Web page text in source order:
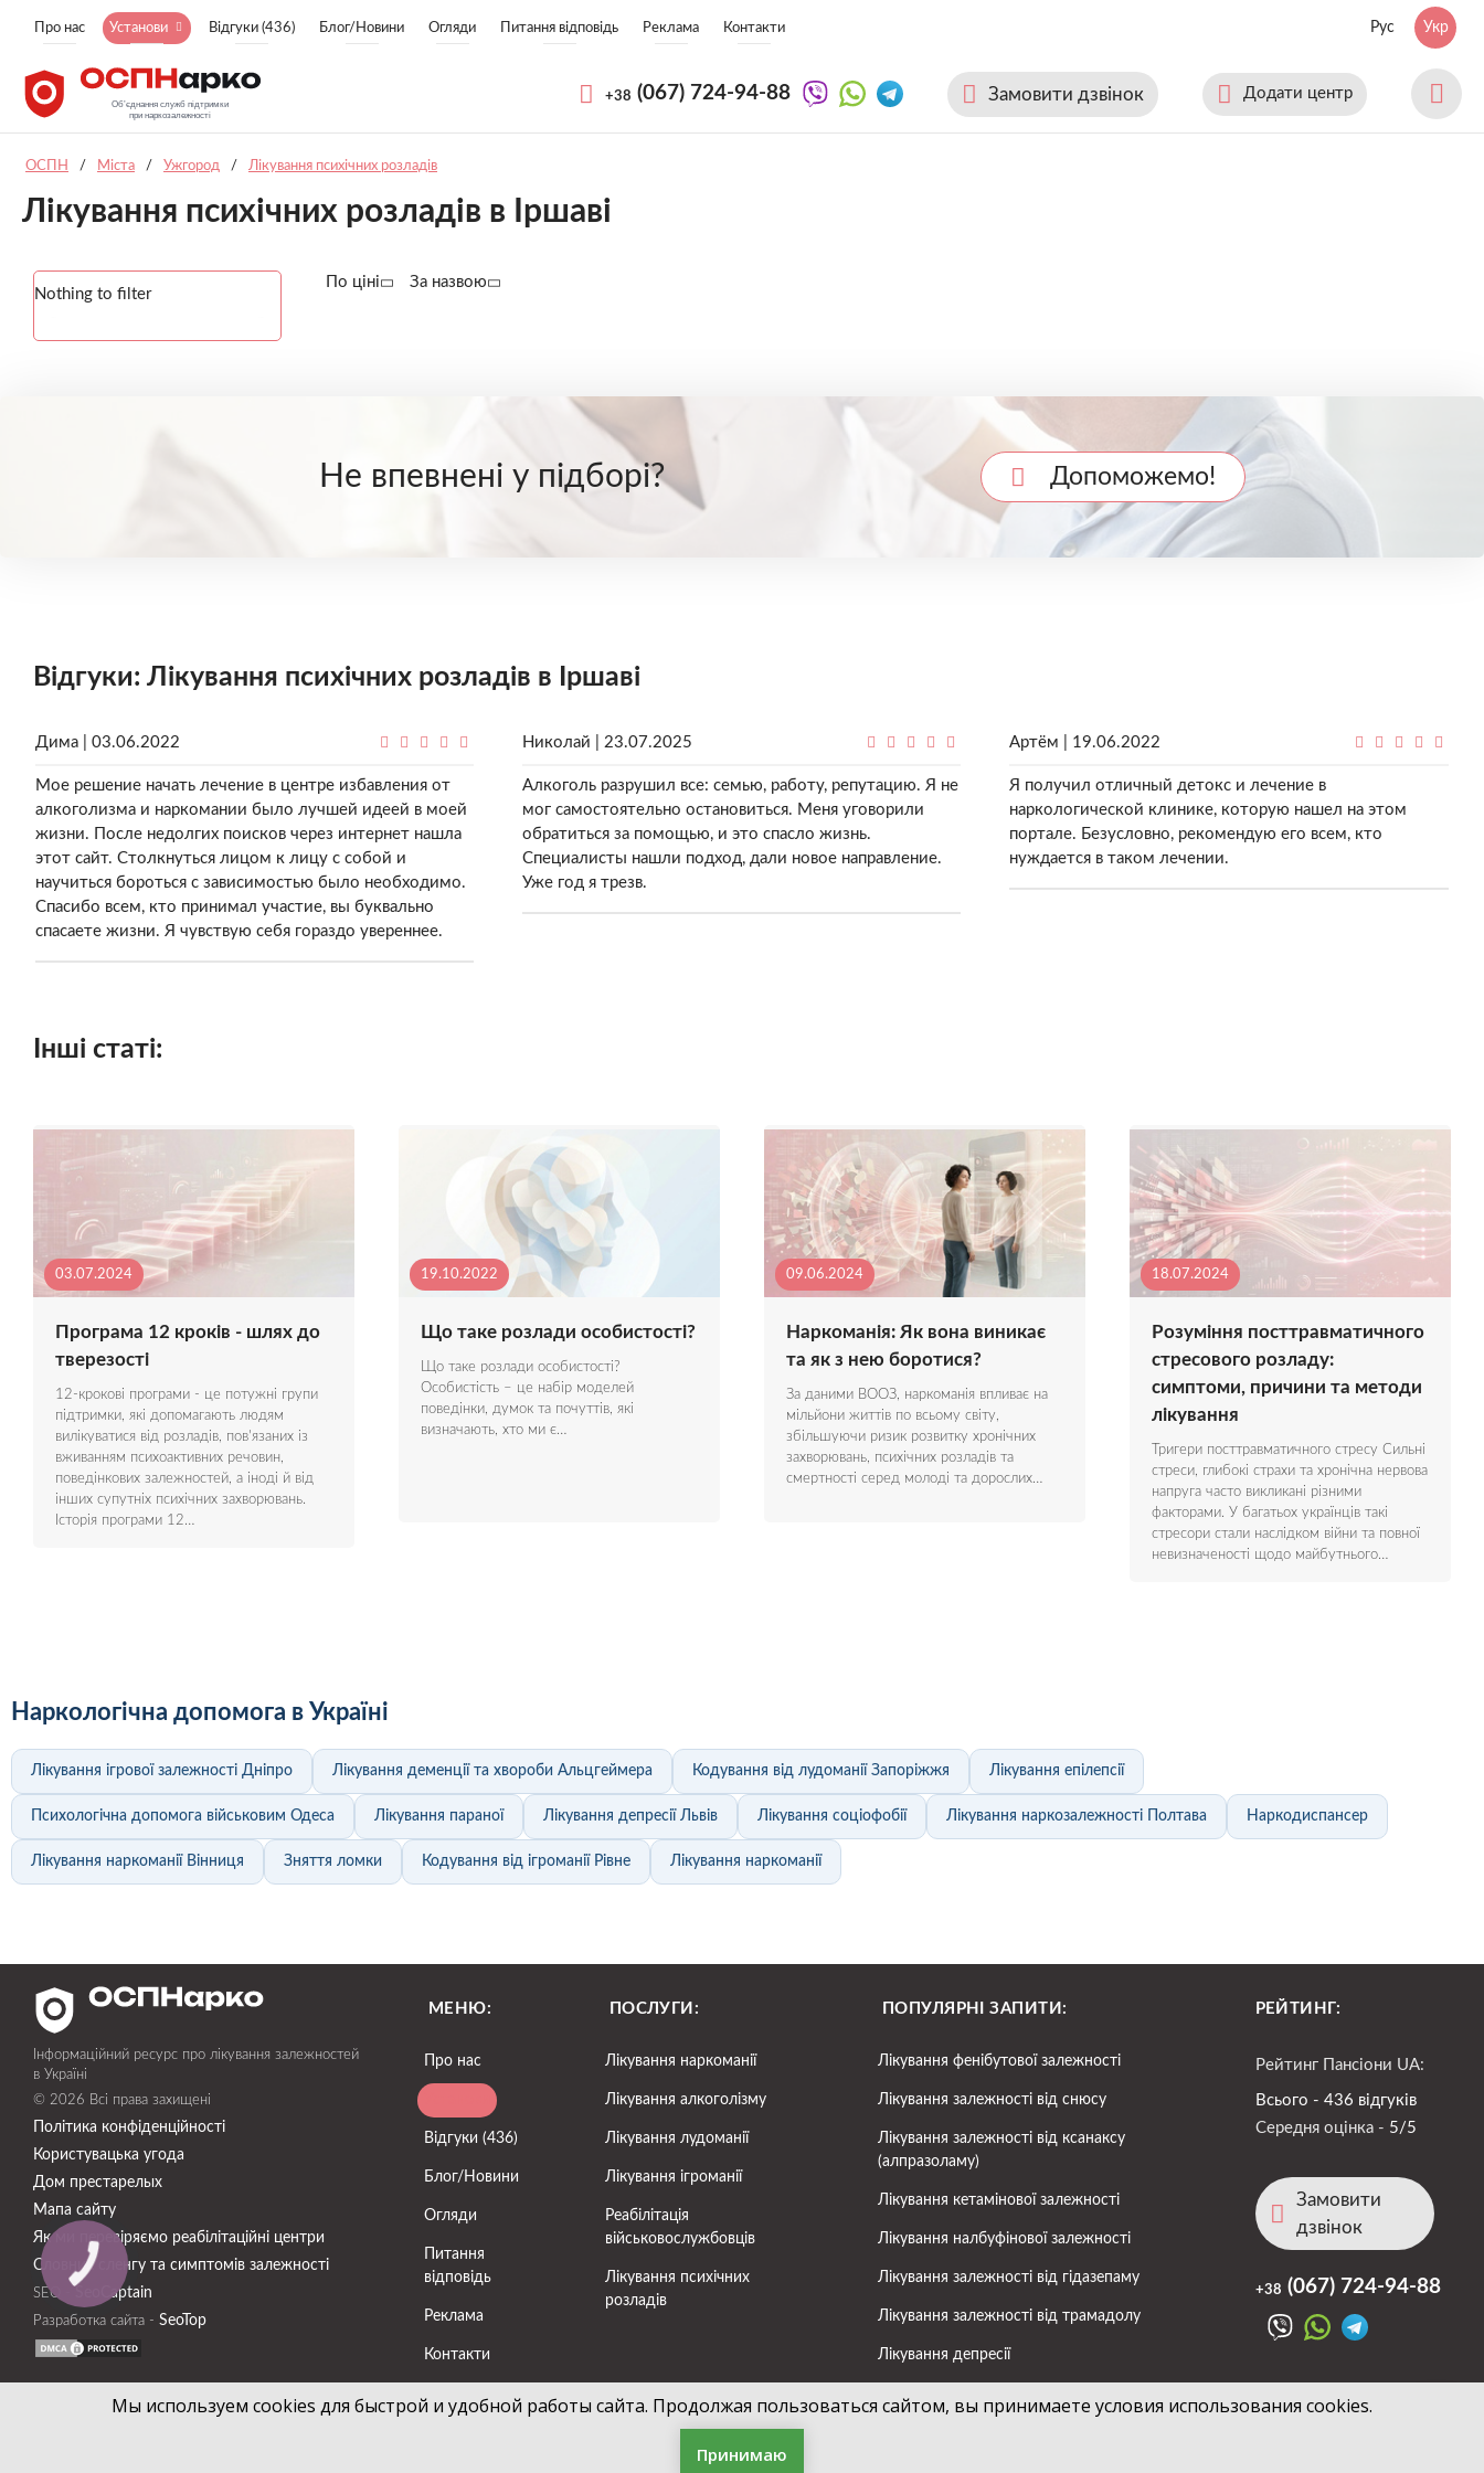
Про нас Установи Відгуки (436) Блог/Новини Огляди Питання відповідь Реклама Контакти Рус Укр
+38 (067) 724-94-88 Замовити дзвінок Додати центр
ОСПН / Міста / Ужгород / Лікування психічних розладів
Лікування психічних розладів в Іршаві
Nothing to filter
По ціні За назвою
Не впевнені у підборі? Допоможемо!
Відгуки: Лікування психічних розладів в Іршаві
Дима | 03.06.2022
Мое решение начать лечение в центре избавления от
алкоголизма и наркомании было лучшей идеей в моей
жизни. После недолгих поисков через интернет нашла
этот сайт. Столкнуться лицом к лицу с собой и
научиться бороться с зависимостью было необходимо.
Спасибо всем, кто принимал участие, вы буквально
спасаете жизни. Я чувствую себя гораздо увереннее.
Николай | 23.07.2025
Алкоголь разрушил все: семью, работу, репутацию. Я не
мог самостоятельно остановиться. Меня уговорили
обратиться за помощью, и это спасло жизнь.
Специалисты нашли подход, дали новое направление.
Уже год я трезв.
Артём | 19.06.2022
Я получил отличный детокс и лечение в
наркологической клинике, которую нашел на этом
портале. Безусловно, рекомендую его всем, кто
нуждается в таком лечении.
Інші статі:
03.07.2024
Програма 12 кроків - шлях до
тверезості
12-крокові програми - це потужні групи
підтримки, які допомагають людям
вилікуватися від розладів, пов'язаних із
вживанням психоактивних речовин,
поведінкових залежностей, а іноді й від
інших супутніх психічних захворювань.
Історія програми 12…
19.10.2022
Що таке розлади особистості?
Що таке розлади особистості?
Особистість – це набір моделей
поведінки, думок та почуттів, які
визначають, хто ми є…
09.06.2024
Наркоманія: Як вона виникає
та як з нею боротися?
За даними ВООЗ, наркоманія впливає на
мільйони життів по всьому світу,
збільшуючи ризик розвитку хронічних
захворювань, психічних розладів та
смертності серед молоді та дорослих…
18.07.2024
Розуміння посттравматичного
стресового розладу:
симптоми, причини та методи
лікування
Тригери посттравматичного стресу Сильні
стреси, глибокі страхи та хронічна нервова
напруга часто викликані різними
факторами. У багатьох українців такі
стресори стали наслідком війни та повної
невизначеності щодо майбутнього…
Наркологічна допомога в Україні
Лікування ігрової залежності Дніпро Лікування деменції та хвороби Альцгеймера Кодування від лудоманії Запоріжжя Лікування епілепсії
Психологічна допомога військовим Одеса Лікування параної Лікування депресії Львів Лікування соціофобії Лікування наркозалежності Полтава Наркодиспансер
Лікування наркоманії Вінниця Зняття ломки Кодування від ігроманії Рівне Лікування наркоманії
Інформаційний ресурс про лікування залежностей
в Україні
© 2026 Всі права захищені
Політика конфіденційності
Користувацька угода
Дом престарелых
Мапа сайту
Як ми перевіряємо реабілітаційні центри
Словник сленгу та симптомів залежності
SEO - SeoСaptain
Разработка сайта - SeoTop
МЕНЮ:
Про нас
Відгуки (436)
Блог/Новини
Огляди
Питання
відповідь
Реклама
Контакти
ПОСЛУГИ:
Лікування наркоманії
Лікування алкоголізму
Лікування лудоманії
Лікування ігроманії
Реабілітація
військовослужбовців
Лікування психічних
розладів
ПОПУЛЯРНІ ЗАПИТИ:
Лікування фенібутової залежності
Лікування залежності від снюсу
Лікування залежності від ксанаксу
(алпразоламу)
Лікування кетамінової залежності
Лікування налбуфінової залежності
Лікування залежності від гідазепаму
Лікування залежності від трамадолу
Лікування депресії
РЕЙТИНГ:
Рейтинг Пансіони UA:
Всього - 436 відгуків
Середня оцінка - 5/5
Замовити
дзвінок
+38 (067) 724-94-88
Мы используем cookies для быстрой и удобной работы сайта. Продолжая пользоваться сайтом, вы принимаете условия использования cookies.
Принимаю